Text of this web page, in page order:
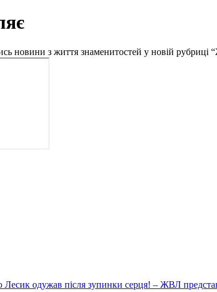
новини з життя знаменитостей у новій
одужав після зупинки серця! – ЖВЛ